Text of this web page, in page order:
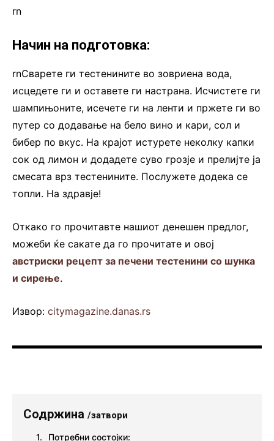
rn
Начин на подготовка:
rnСварете ги тестенините во зовриена вода,
исцедете ги и оставете ги настрана. Исчистете ги
шампињоните, исечете ги на ленти и пржете ги во
путер со додавање на бело вино и кари, сол и
бибер по вкус. На крајот истурете неколку капки
сок од лимон и додадете суво грозје и прелијте ја
смесата врз тестенините. Послужете додека се
топли. На здравје!
Откако го прочитавте нашиот денешен предлог,
можеби ќе сакате да го прочитате и овој
австриски рецепт за печени тестенини со шунка
и сирење.
Извор: citymagazine.danas.rs
Содржина /затвори
Потребни состојки: